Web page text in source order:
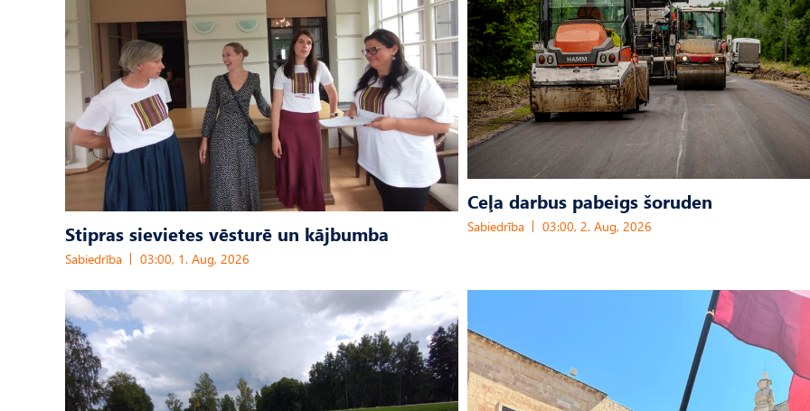
Stipras sievietes vēsturē un kājbumba
Sabiedrība 03:00, 1. Aug, 2026
Ceļa darbus pabeigs šoruden
Sabiedrība 03:00, 2. Aug, 2026